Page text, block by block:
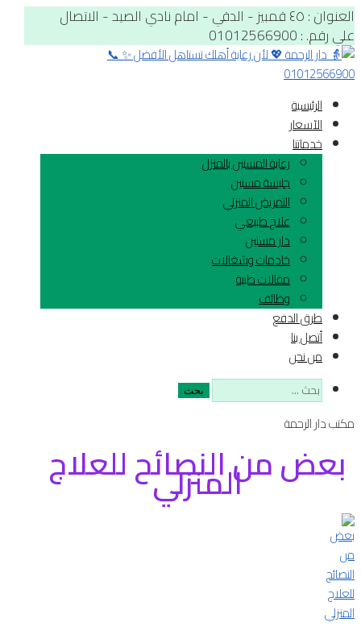
العنوان : ٤٥ قمبيز - الدقي - امام نادي الصيد - الاتصال
علي رقم. : 01012566900
الرئيسية
الآسعار
خدماتنا
رعاية المسنين بالمنزل
جليسة مسنين
التمريض المنزلي
علاج طبيعي
دار مسنين
خادمات وشغالات
مقالات طبية
وظائف
طرق الدفع
أتصل بنا
من نحن
البحث
عن:
مكتب دار الرحمة
بعض من النصائح للعلاج
المنزلي